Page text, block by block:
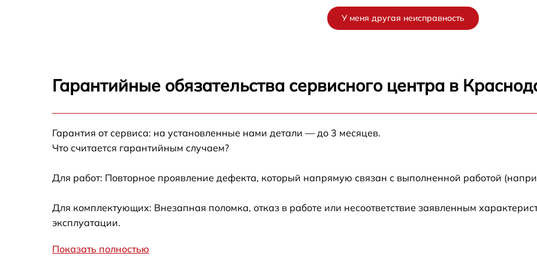
от 60 мин
Ремонт встроенного дальнометра и
других устройств
Замена микросхемы логики от 60 мин
Замена ключей управления от 60 мин
Ремонт цепи питания
У меня другая неисправность
Гарантийные обязательства сервисного центра в
Гарантия от сервиса: на установленные нами детали — до 3 месяцев.
Что считается гарантийным случаем?
Для работ: Повторное проявление дефекта, который напрямую связан с выполненной работой
Для комплектующих: Внезапная поломка, отказ в работе или несоответствие заявленным
эксплуатации.
Показать полностью